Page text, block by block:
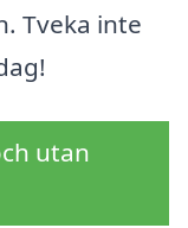
Tveka inte
utan